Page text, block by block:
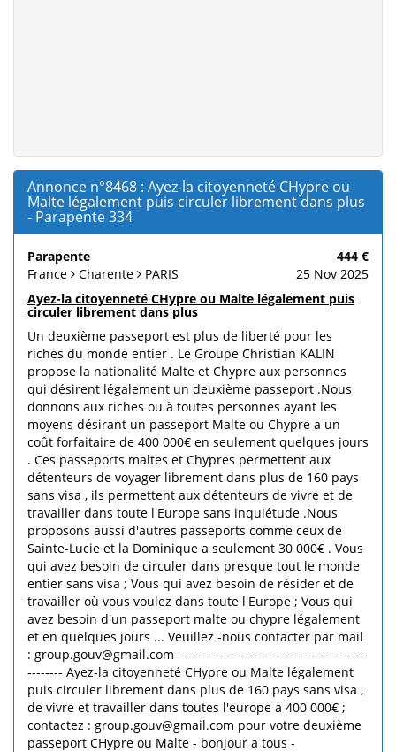
Annonce n°8468 : Ayez-la citoyenneté CHypre ou
Malte légalement puis circuler librement dans plus
- Parapente 334
Parapente
444 €
France
Charente PARIS
25 Nov 2025
Ayez-la citoyenneté CHypre ou Malte légalement puis
circuler librement dans plus
Un deuxième passeport est plus de liberté pour les
riches du monde entier . Le Groupe Christian KALIN
propose la nationalité Malte et Chypre aux personnes
qui désirent légalement un deuxième passeport .Nous
donnons aux riches ou à toutes personnes ayant les
moyens désirant un passeport Malte ou Chypre a un
coût forfaitaire de 400 000€ en seulement quelques jours
. Ces passeports maltes et Chypres permettent aux
détenteurs de voyager librement dans plus de 160 pays
sans visa , ils permettent aux détenteurs de vivre et de
travailler dans toute l'Europe sans inquiétude .Nous
proposons aussi d'autres passeports comme ceux de
Sainte-Lucie et la Dominique a seulement 30 000€ . Vous
qui avez besoin de circuler dans presque tout le monde
entier sans visa ; Vous qui avez besoin de résider et de
travailler où vous voulez dans toute l'Europe ; Vous qui
avez besoin d'un passeport malte ou chypre légalement
et en quelques jours ... Veuillez -nous contacter par mail
: group.gouv@gmail.com ------------ ------------------------------
-------- Ayez-la citoyenneté CHypre ou Malte légalement
puis circuler librement dans plus de 160 pays sans visa ,
de vivre et travailler dans toutes l'europe a 400 000€ ;
contactez : group.gouv@gmail.com pour votre deuxième
passeport CHypre ou Malte - bonjour a tous -